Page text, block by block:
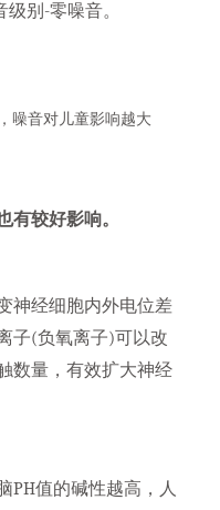
别-零噪音。
有较好影响。
神经细胞内外电位差
子(负氧离子)可以改
数量，有效扩大神经
PH值的碱性越高，人